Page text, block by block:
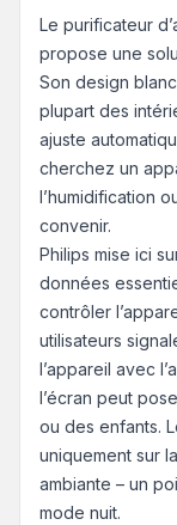
Le purificateur
propose une
Son design
plupart des
ajuste
cherchez un
l’humidification
convenir.
Philips mise ici
données
contrôler
utilisateurs
l’appareil avec
l’écran peut
ou des enfants.
uniquement sur
ambiante – un
mode nuit.